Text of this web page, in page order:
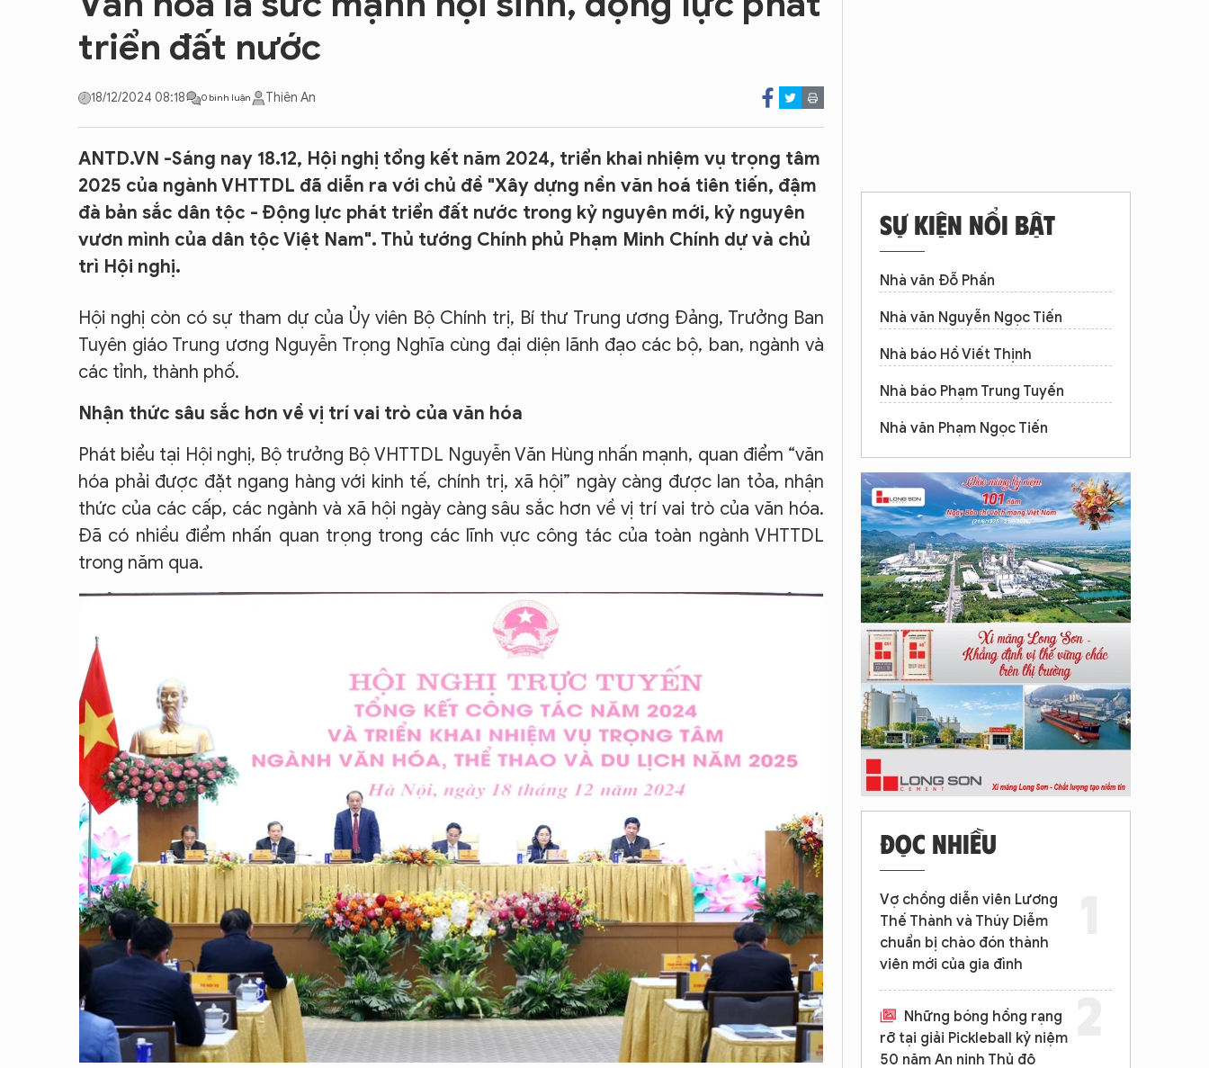
CON ĐƯỜNG KHỞI NGHIỆP
triển đất nước
18/12/2024 08:18 0 bình luận Thiên An
ANTD.VN -Sáng nay 18.12, Hội nghị tổng kết năm 2024, triển khai nhiệm vụ trọng tâm
2025 của ngành VHTTDL đã diễn ra với chủ đề "Xây dựng nền văn hoá tiên tiến, đậm
đà bản sắc dân tộc - Động lực phát triển đất nước trong kỷ nguyên mới, kỷ nguyên
vươn mình của dân tộc Việt Nam". Thủ tướng Chính phủ Phạm Minh Chính dự và chủ
trì Hội nghị.
Hội nghị còn có sự tham dự của Ủy viên Bộ Chính trị, Bí thư Trung ương Đảng, Trưởng Ban
Tuyên giáo Trung ương Nguyễn Trọng Nghĩa cùng đại diện lãnh đạo các bộ, ban, ngành và
các tỉnh, thành phố.
Nhận thức sâu sắc hơn về vị trí vai trò của văn hóa
Phát biểu tại Hội nghị, Bộ trưởng Bộ VHTTDL Nguyễn Văn Hùng nhấn mạnh, quan điểm “văn
hóa phải được đặt ngang hàng với kinh tế, chính trị, xã hội” ngày càng được lan tỏa, nhận
thức của các cấp, các ngành và xã hội ngày càng sâu sắc hơn về vị trí vai trò của văn hóa.
Đã có nhiều điểm nhấn quan trọng trong các lĩnh vực công tác của toàn ngành VHTTDL
trong năm qua.
SỰ KIỆN NỔI BẬT
Nhà văn Đỗ Phấn
Nhà văn Nguyễn Ngọc Tiến
Nhà báo Hồ Viết Thịnh
Nhà báo Phạm Trung Tuyến
Nhà văn Phạm Ngọc Tiến
ĐỌC NHIỀU
Vợ chồng diễn viên Lương
Thế Thành và Thúy Diễm
chuẩn bị chào đón thành
viên mới của gia đình
Những bóng hồng rạng
rỡ tại giải Pickleball kỷ niệm
50 năm An ninh Thủ đô